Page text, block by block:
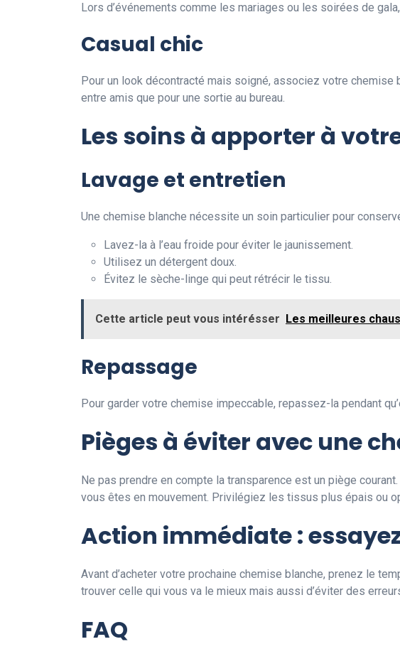
Lors d’événements comme les mariages ou les soirées de
Casual chic
Pour un look décontracté mais soigné, associez votre chemise
entre amis que pour une sortie au bureau.
Les soins à apporter à
Lavage et entretien
Une chemise blanche nécessite un soin particulier pour
Lavez-la à l’eau froide pour éviter le jaunissement.
Utilisez un détergent doux.
Évitez le sèche-linge qui peut rétrécir le tissu.
Cette article peut vous intérésser Les meilleures
Repassage
Pour garder votre chemise impeccable, repassez-la pendant
Pièges à éviter avec une
Ne pas prendre en compte la transparence est un piège
vous êtes en mouvement. Privilégiez les tissus plus épais ou
Action immédiate :
Avant d’acheter votre prochaine chemise blanche, prenez le
trouver celle qui vous va le mieux mais aussi d’éviter des
FAQ